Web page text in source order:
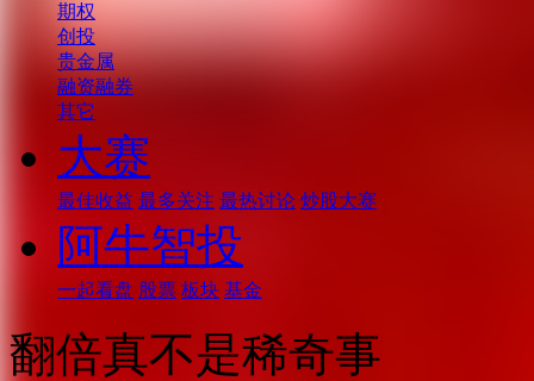
期权
创投
贵金属
融资融券
其它
大赛
最佳收益 最多关注 最热讨论 炒股大赛
阿牛智投
一起看盘 股票 板块 基金
翻倍真不是稀奇事